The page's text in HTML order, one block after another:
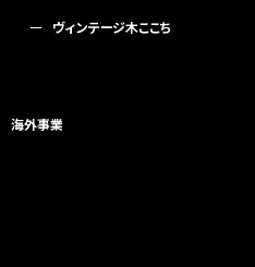
ヴィンテージ木ここち
海外事業